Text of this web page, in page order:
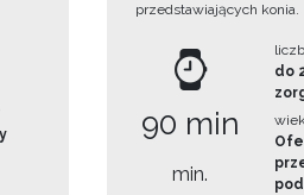
przedstawiających konia.
90 min
min.
do